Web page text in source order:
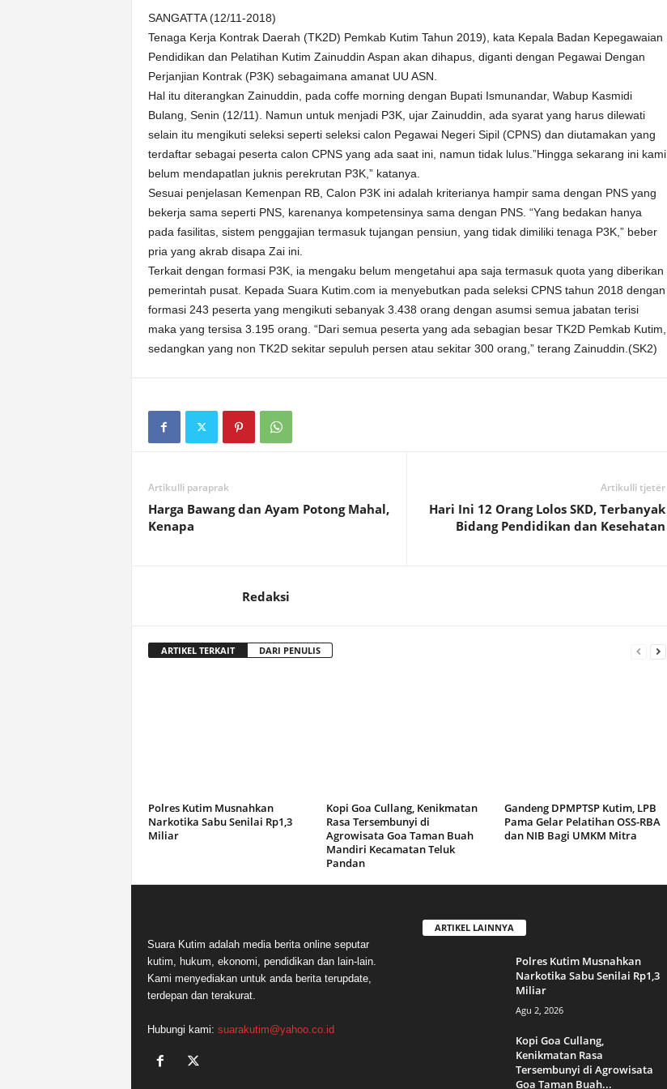
SANGATTA (12/11-2018)
Tenaga Kerja Kontrak Daerah (TK2D) Pemkab Kutim Tahun 2019), kata Kepala Badan Kepegawaian
Pendidikan dan Pelatihan Kutim Zainuddin Aspan akan dihapus, diganti dengan Pegawai Dengan
Perjanjian Kontrak (P3K) sebagaimana amanat UU ASN.
Hal itu diterangkan Zainuddin, pada coffe morning dengan Bupati Ismunandar, Wabup Kasmidi
Bulang, Senin (12/11). Namun untuk menjadi P3K, ujar Zainuddin, ada syarat yang harus dilewati
selain itu mengikuti seleksi seperti seleksi calon Pegawai Negeri Sipil (CPNS) dan diutamakan yang
terdaftar sebagai peserta calon CPNS yang ada saat ini, namun tidak lulus.”Hingga sekarang ini kami
belum mendapatlan juknis perekrutan P3K,” katanya.
Sesuai penjelasan Kemenpan RB, Calon P3K ini adalah kriterianya hampir sama dengan PNS yang
bekerja sama seperti PNS, karenanya kompetensinya sama dengan PNS. “Yang bedakan hanya
pada fasilitas, sistem penggajian termasuk tujangan pensiun, yang tidak dimiliki tenaga P3K,” beber
pria yang akrab disapa Zai ini.
Terkait dengan formasi P3K, ia mengaku belum mengetahui apa saja termasuk quota yang diberikan
pemerintah pusat. Kepada Suara Kutim.com ia menyebutkan pada seleksi CPNS tahun 2018 dengan
formasi 243 peserta yang mengikuti sebanyak 3.438 orang dengan asumsi semua jabatan terisi
maka yang tersisa 3.195 orang. “Dari semua peserta yang ada sebagian besar TK2D Pemkab Kutim,
sedangkan yang non TK2D sekitar sepuluh persen atau sekitar 300 orang,” terang Zainuddin.(SK2)
Artikulli paraprak
Harga Bawang dan Ayam Potong Mahal,
Kenapa
Artikulli tjetër
Hari Ini 12 Orang Lolos SKD, Terbanyak
Bidang Pendidikan dan Kesehatan
Redaksi
ARTIKEL TERKAIT DARI PENULIS
Polres Kutim Musnahkan
Narkotika Sabu Senilai Rp1,3
Miliar
Kopi Goa Cullang, Kenikmatan
Rasa Tersembunyi di
Agrowisata Goa Taman Buah
Mandiri Kecamatan Teluk
Pandan
Gandeng DPMPTSP Kutim, LPB
Pama Gelar Pelatihan OSS-RBA
dan NIB Bagi UMKM Mitra
Suara Kutim adalah media berita online seputar
kutim, hukum, ekonomi, pendidikan dan lain-lain.
Kami menyediakan untuk anda berita terupdate,
terdepan dan terakurat.
Hubungi kami: suarakutim@yahoo.co.id
ARTIKEL LAINNYA
Polres Kutim Musnahkan
Narkotika Sabu Senilai Rp1,3
Miliar
Agu 2, 2026
Kopi Goa Cullang,
Kenikmatan Rasa
Tersembunyi di Agrowisata
Goa Taman Buah...